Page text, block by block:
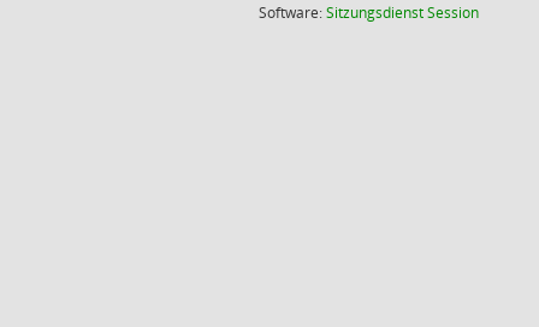
Software:SitzungsdienstSession(Wird in